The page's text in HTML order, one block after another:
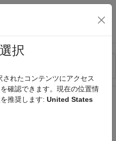
ビゲーション メ
択
れたコンテンツにアクセス
確認できます。現在の位置情
推奨します: United States